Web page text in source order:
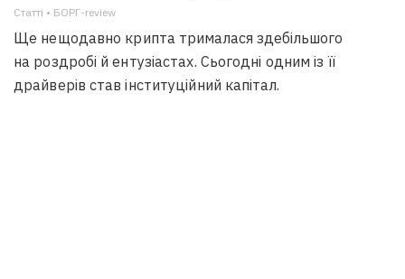
Статті • БОРГ-review
Ще нещодавно крипта трималася здебільшого
на роздробі й ентузіастах. Сьогодні одним із її
драйверів став інституційний капітал.